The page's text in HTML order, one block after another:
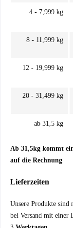
4 - 7,999 kg
8 - 11,999 kg
12 - 19,999 kg
20 - 31,499 kg
ab 31,5 kg
Ab 31,5kg kommt
auf die Rechnung
Lieferzeiten
Unsere Produkte sind
bei Versand mit einer